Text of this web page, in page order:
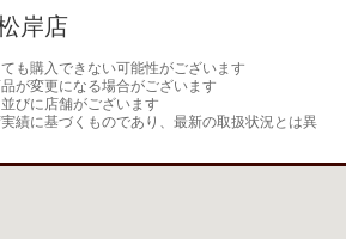
岸店
も購入できない可能性がございます
が変更になる場合がございます
びに店舗がございます
績に基づくものであり、最新の取扱状況とは異